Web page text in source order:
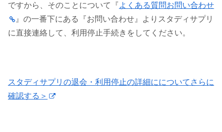
ですから、そのことについて『よくある質問お問い合わせ
』の一番下にある『お問い合わせ』よりスタディサプリ
に直接連絡して、利用停止手続きをしてください。
スタディサプリの退会・利用停止の詳細にについてさらに
確認する＞